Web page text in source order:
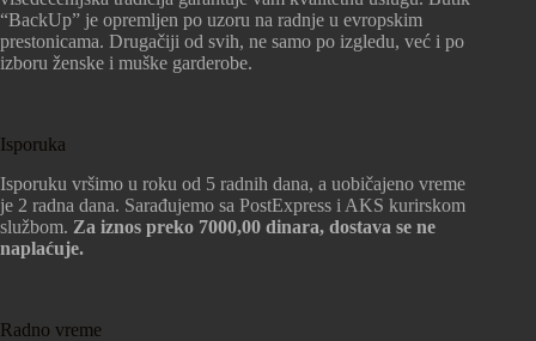
“BackUp” je opremljen po uzoru na radnje u evropskim
prestonicama. Drugačiji od svih, ne samo po izgledu, već i po
izboru ženske i muške garderobe.
Isporuka
Isporuku vršimo u roku od 5 radnih dana, a uobičajeno vreme
je 2 radna dana. Sarađujemo sa PostExpress i AKS kurirskom
službom. Za iznos preko 7000,00 dinara, dostava se ne
naplaćuje.
Radno vreme